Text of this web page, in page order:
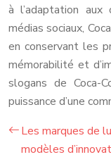
à l’adaptation
médias sociaux,
en conservant les
mémorabilité et
slogans de Coca-
puissance d’une
Les marques de
modèles